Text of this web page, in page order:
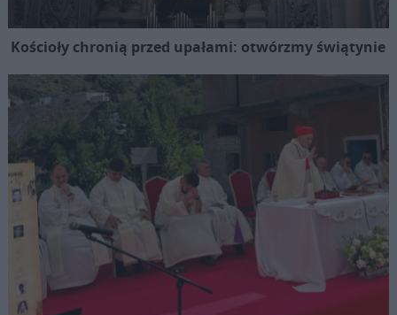
Kościoły chronią przed upałami: otwórzmy świątynie